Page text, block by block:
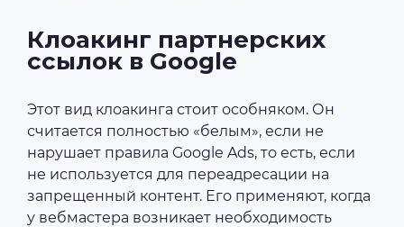
Клоакинг партнерских
ссылок в Google
Этот вид клоакинга стоит особняком. Он
считается полностью «белым», если не
нарушает правила Google Ads, то есть, если
не используется для переадресации на
запрещенный контент. Его применяют, когда
у вебмастера возникает необходимость